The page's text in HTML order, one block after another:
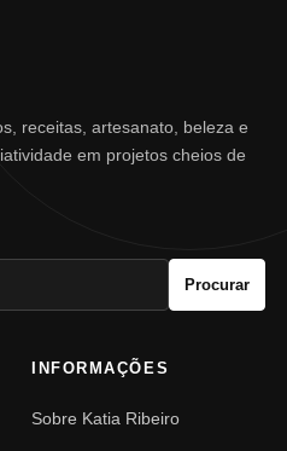
receitas, artesanato, beleza e
em projetos cheios de
Procurar
INFORMAÇÕES
Sobre Katia Ribeiro